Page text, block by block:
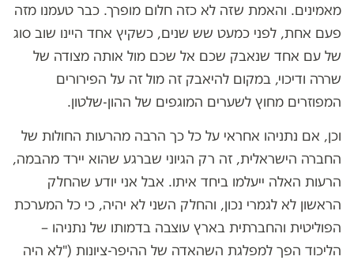
מאמינים. והאמת שזה לא כזה חלום מופרך. כבר טעמנו מזה
פעם אחת, לפני כמעט שש שנים, כשקיץ אחד היינו שוב סוג
של עם אחד שנאבק שכם אל שכם מול אותה מצודה של
שררה ודיכוי, במקום להיאבק זה מול זה על הפירורים
המפוזרים מחוץ לשערים המוגפים של ההון-שלטון.
וכן, אם נתניהו אחראי על כל כך הרבה מהרעות החולות של
החברה הישראלית, זה רק הגיוני שברגע שהוא יירד מהבמה,
הרעות האלה ייעלמו ביחד איתו. אבל אני יודע שהחלק
הראשון לא לגמרי נכון, והחלק השני לא יהיה, כי כל המערכת
הפוליטית והחברתית בארץ עוצבה בדמותו של נתניהו –
הליכוד הפך למפלגת השהאדה של ההיפר-ציונות ("לא היה